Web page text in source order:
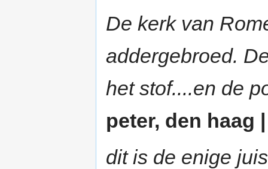
De kerk van
addergebroed.
het stof....en de
peter, den haag
dit is de enige